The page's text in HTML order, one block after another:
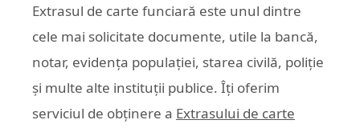
Extrasul de carte funciară este unul dintre
cele mai solicitate documente, utile la bancă,
notar, evidența populației, starea civilă, poliție
și multe alte instituții publice. Îți oferim
serviciul de obținere a Extrasului de carte